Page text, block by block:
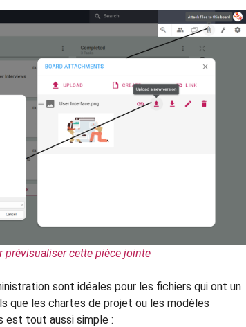
prévisualiser cette pièce jointe
sont idéales pour les fichiers qui ont un
que les chartes de projet ou les modèles
est tout aussi simple :